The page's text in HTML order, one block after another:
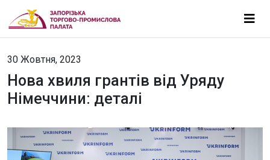
30 Жовтня, 2023
Нова хвиля грантів від Уряду
Німеччини: деталі